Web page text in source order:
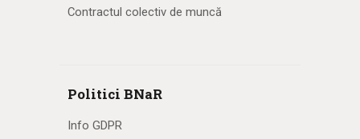
Contractul colectiv de muncă
Politici BNaR
Info GDPR